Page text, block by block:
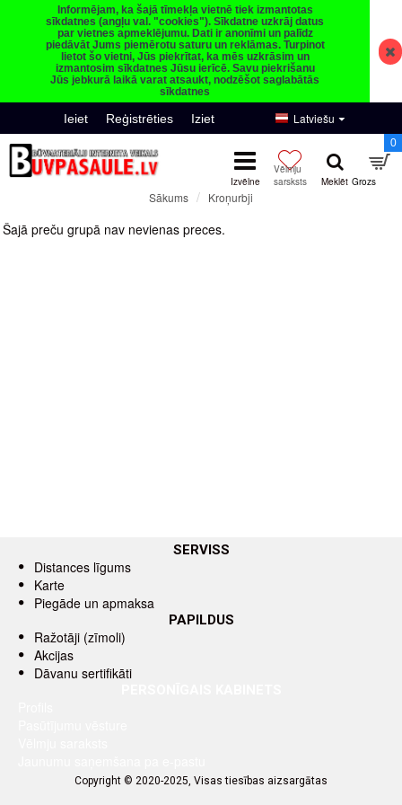
Informējam, ka šajā tīmekļa vietnē tiek izmantotas
sīkdatnes (angļu val. "cookies"). Sīkdatne uzkrāj datus
par vietnes apmeklējumu. Dati ir anonīmi un palīdz
piedāvāt Jums piemērotu saturu un reklāmas. Turpinot
lietot šo vietni, Jūs piekrītat, ka mēs uzkrāsim un
izmantosim sīkdatnes Jūsu ierīcē. Savu piekrišanu
Jūs jebkurā laikā varat atsaukt, nodzēšot saglabātās
sīkdatnes
Ieiet Reģistrēties Iziet Latviešu
0
Sākums Kroņurbji
Šajā preču grupā nav nevienas preces.
SERVISS
Distances līgums
Karte
Piegāde un apmaksa
PAPILDUS
Ražotāji (zīmoli)
Akcijas
Dāvanu sertifikāti
Copyright © 2020-2025, Visas tiesības aizsargātas